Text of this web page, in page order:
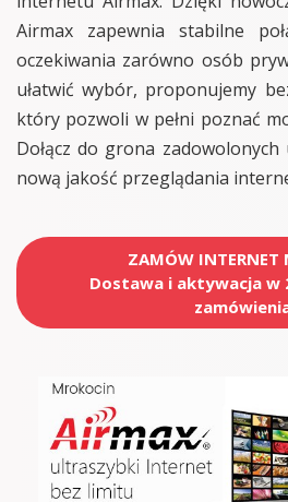
Airmax zapewnia stabilne
oczekiwania zarówno osób
ułatwić wybór, proponujemy
który pozwoli w pełni poznać
Dołącz do grona
nową jakość przeglądania
ZAMÓW
Dostawa i aktywacja w